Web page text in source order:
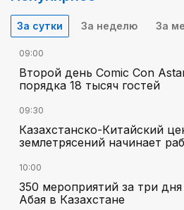
За сутки За неделю За
09:00
Второй день Comic Con
порядка 18 тысяч гостей
09:30
Казахстанско-Китайский
землетрясений начинает
10:00
350 мероприятий за три
Абая в Казахстане